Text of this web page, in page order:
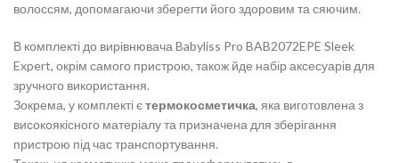
волоссям, допомагаючи зберегти його здоровим та сяючим.
В комплекті до вирівнювача Babyliss Pro BAB2072EPE Sleek
Expert, окрім самого пристрою, також йде набір аксесуарів для
зручного використання.
Зокрема, у комплекті єтермокосметичка, яка виготовлена з
високоякісного матеріалу та призначена для зберігання
пристрою під час транспортування.